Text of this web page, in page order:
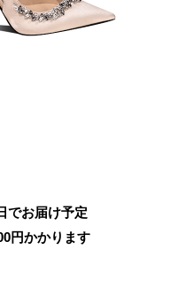
でお届け予定
円かかります